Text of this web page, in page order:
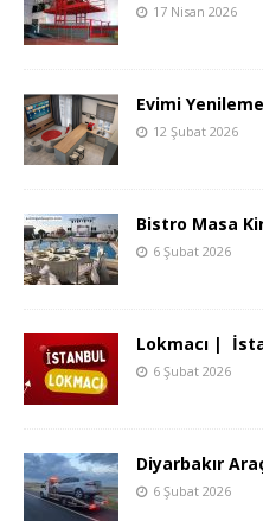
17 Nisan 2026
Evimi
12 Şubat 2026
Bistro Masa
6 Şubat 2026
Lokmacı |
6 Şubat 2026
Diyarbakır
6 Şubat 2026